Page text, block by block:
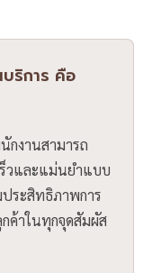
ริการ คือ
กงานสามารถ
ร็วและแม่นยำแบบ
ระสิทธิภาพการ
ค้าในทุกจุดสัมผัส